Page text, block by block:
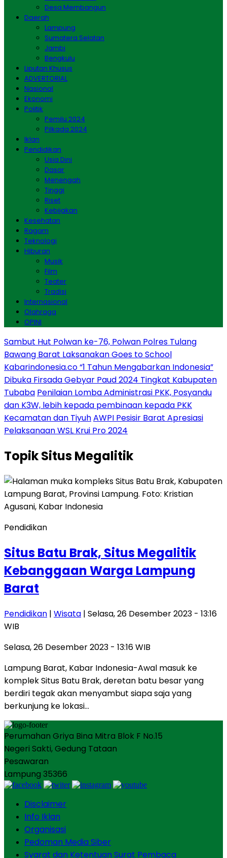
Desa Membangun
Daerah
Lampung
Sumatera Selatan
Jambi
Bengkulu
Liputan Khusus
ADVERTORIAL
Nasional
Ekonomi
Politik
Pemilu 2024
Pilkada 2024
Iklan
Pendidikan
Usia Dini
Dasar
Menengah
Tinggi
Riset
Kebijakan
Kesehatan
Ragam
Teknologi
Hiburan
Musik
Film
Teater
Tradisi
Internasional
Olahraga
OPINI
Sambut Hut Polwan ke-76, Polwan Polres Tulang
Bawang Barat Laksanakan Goes to School
Kabarindonesia.co “1 Tahun Mengabarkan Indonesia”
Dibuka Firsada Gebyar Paud 2024 Tingkat Kabupaten
Tubaba Penilaian Lomba Administrasi PKK, Posyandu
dan K3W, lebih kepada pembinaan kepada PKK
Kecamatan dan TiyuhAWPI Pesisir Barat Apresiasi
Pelaksanaan WSL Krui Pro 2024
TopikSitus Megalitik
Pendidikan
Situs Batu Brak, Situs Megalitik
Kebanggaan Warga Lampung
Barat
Pendidikan | Wisata | Selasa, 26 Desember 2023 - 13:16
WIB
Selasa, 26 Desember 2023 - 13:16 WIB
Lampung Barat, Kabar Indonesia-Awal masuk ke
komplek Situs Batu Brak, deretan batu besar yang
berdiri tegak akan menyambut siapa saja yang
berkunjung ke lokasi…
Perumahan Griya Bina Mitra Blok F No.15
Negeri Sakti, Gedung Tataan
Pesawaran
Lampung 35366
Disclaimer
Info Iklan
Organisasi
Pedoman Media Siber
Syarat dan Ketentuan Surat Pembaca